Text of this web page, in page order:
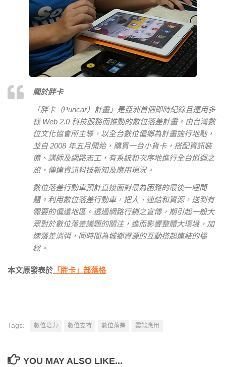
關於胖卡
「胖卡（Puncar）計畫」是亞洲首個即時紀錄且運用多
樣 Web 2.0 科技服務而推動的數位落差計畫。由台灣數
位文化協會所主導，以全台數位偏鄉為計畫施行地點，
並自 2008 年五月開始，購買一台小貨卡，搭配資訊裝
備、講師及網路志工，有系統和次序地進行全台巡迴之
旅，傳達資訊科技新知及應用現況。
數位落差行動車預計直接面對最為困難的最後一哩問
題。利用數位落差行動車，把人、連結和資源，送到有
需要的偏遠地區。透過網路行銷之宣傳，期引起一般大
眾對於數位落差議題的關注，進而影響整體大環境，加
速落差消弭，同時間為城鄉資源的互動搭起連結的橋
樑。
本文原發表於「胖卡」部落格
Tags: 數位培力 數位支持 數位落差 雲端應用
YOU MAY ALSO LIKE...